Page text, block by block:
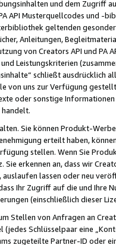
und dem Zugriff
API Musterquellcodes und
geltenden
Anleitungen,
von Creators API und PA
Leistungskriterien
schließt ausdrücklich
von uns zur Verfügung
oder sonstige
handelt.
Sie können Produkt-
erteilt haben,
stellen. Wenn Sie
erkennen an, dass wir
lassen oder neu
Ihr Zugriff auf die und Ihre
(einschließlich dieser
Stellen von Anfragen an
(jedes Schlüsselpaar eine
zugeteilte Partner-ID oder